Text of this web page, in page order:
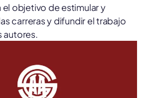
objetivo de estimular y
carreras y difundir el trabajo
autores.